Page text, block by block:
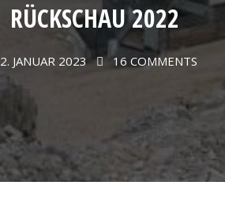
RÜCKSCHAU 2022
2. JANUAR 2023 16 COMMENTS